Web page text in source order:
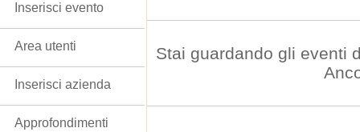
Stai guardando gli eventi
Inserisci evento
Area utenti
Inserisci azienda
Approfondimenti